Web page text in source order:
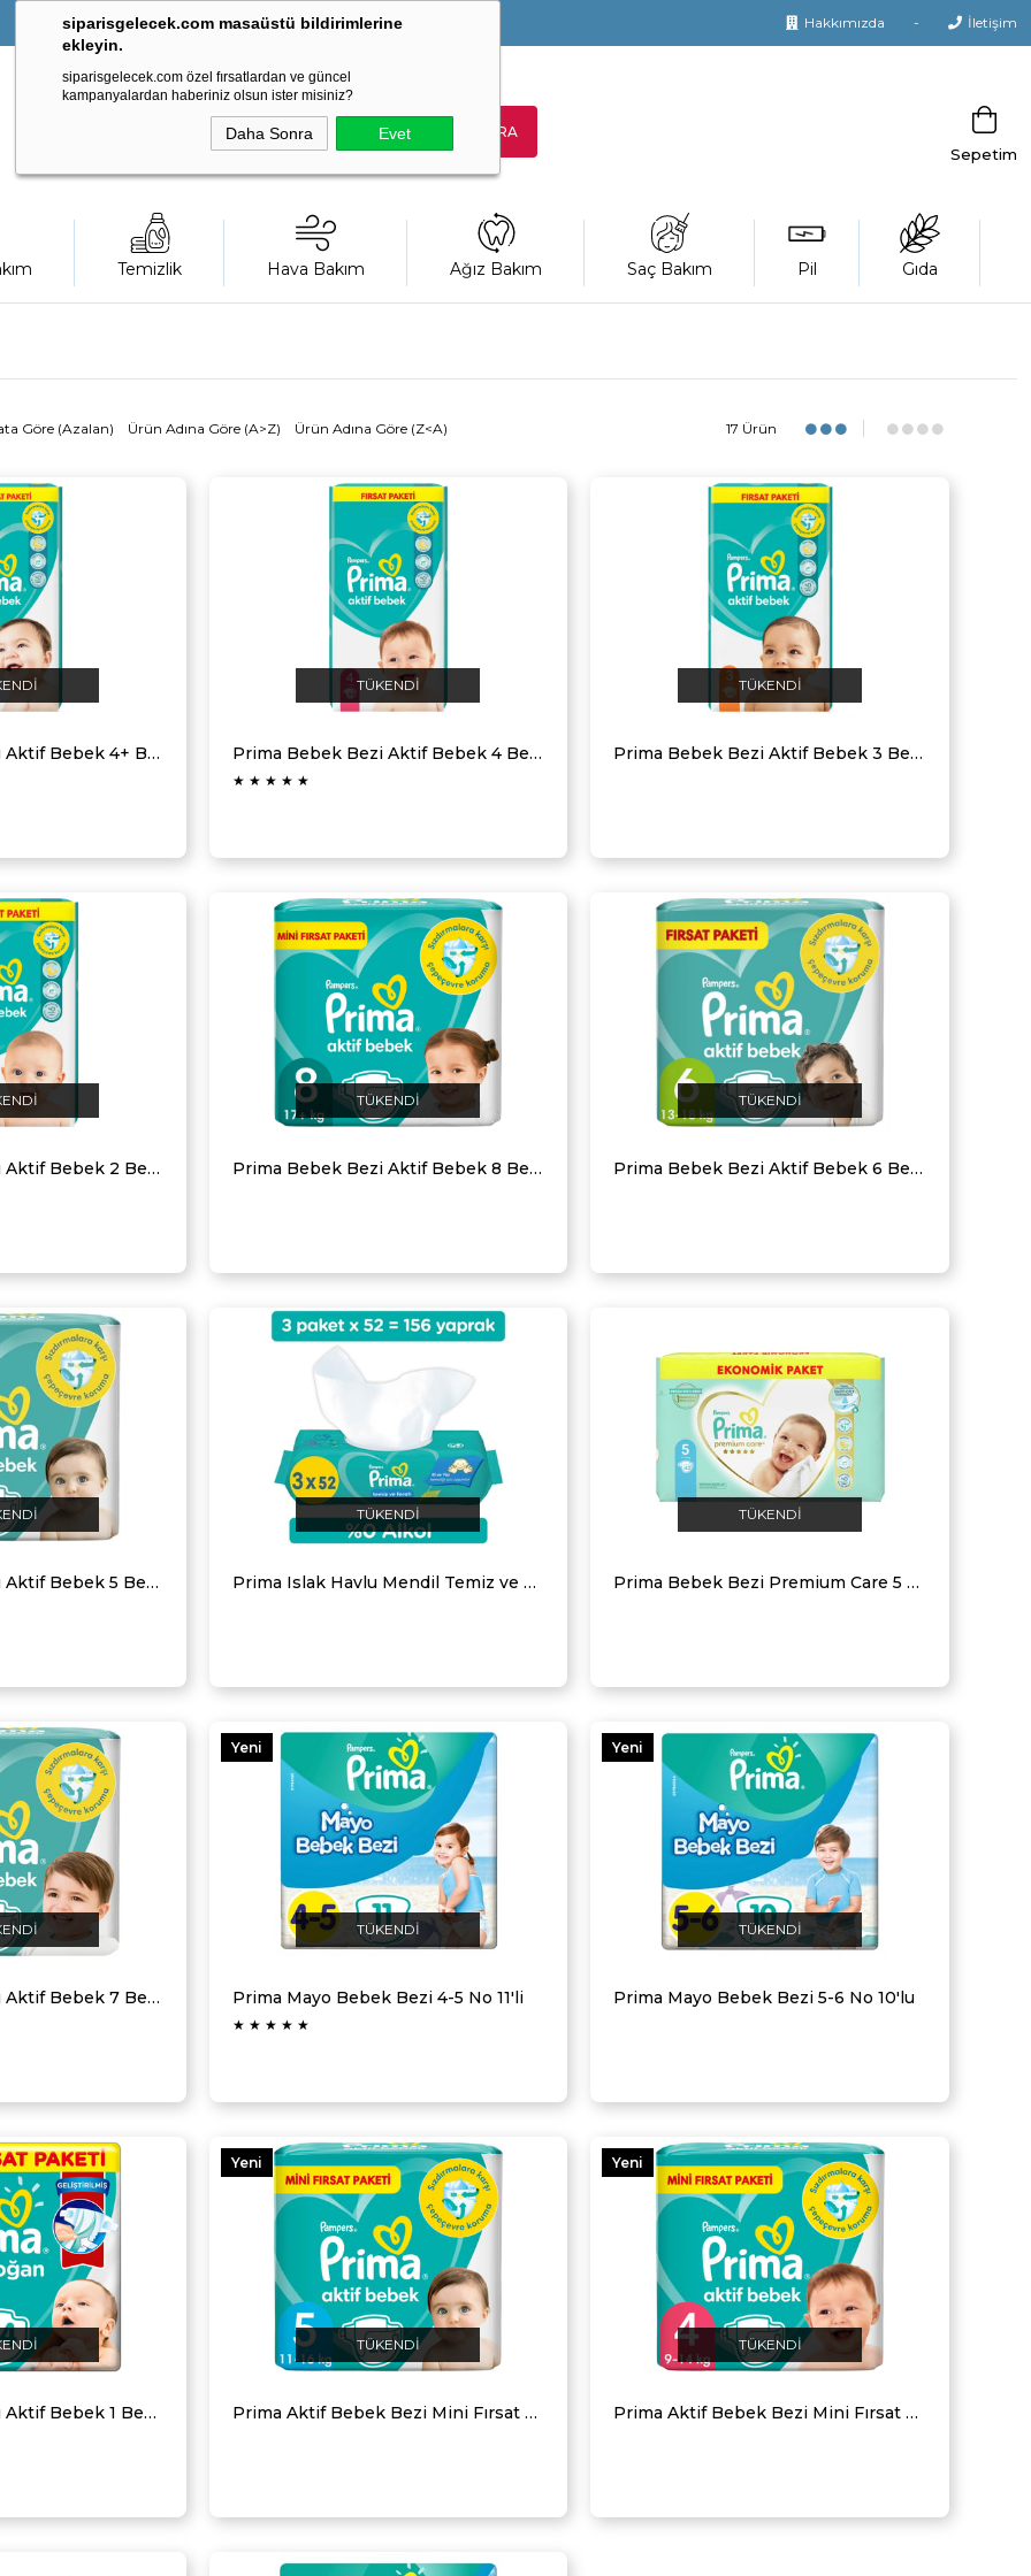
siparisgelecek.com masaüstü bildirimlerine
ekleyin.
siparisgelecek.com özel fırsatlardan ve güncel
kampanyalardan haberiniz olsun ister misiniz?
Daha Sonra Evet
Hakkımızda İletişim
Sepetim
Temizlik Hava Bakım Ağız Bakım Saç Bakım Pil Gıda
Göre (Azalan) Ürün Adına Göre (A>Z) Ürün Adına Göre (Z<A) 17 Ürün
Prima Bebek Bezi Aktif Bebek 4+ Beden 50 Adet Fırsat Paketi
TÜKENDI
Prima Bebek Bezi Aktif Bebek 4 Beden 54 Adet Fırsat Paketi
★ ★ ★ ★ ★
TÜKENDI
Prima Bebek Bezi Aktif Bebek 3 Beden 62 Adet Fırsat Paketi
Prima Bebek Bezi Aktif Bebek 2 Beden 72 Adet Fırsat Paketi
TÜKENDI
Prima Bebek Bezi Aktif Bebek 8 Beden 31 Adet Fırsat Paketi
TÜKENDI
Prima Bebek Bezi Aktif Bebek 6 Beden 40 Adet Ekstra Large Fırsat Paketi
Prima Bebek Bezi Aktif Bebek 5 Beden 46 Adet Junior Fırsat Paketi
TÜKENDI
Prima Islak Havlu Mendil Temiz ve Ferah 3'lü 156 Yaprak Fırsat Paketi
TÜKENDI
Prima Bebek Bezi Premium Care 5 Beden 42 Adet Junior Jumbo Paket
Prima Bebek Bezi Aktif Bebek 7 Beden 34 Adet XX Large Fırsat Paketi
TÜKENDI
Prima Mayo Bebek Bezi 4-5 No 11'li
★ ★ ★ ★ ★
Yeni
TÜKENDI
Prima Mayo Bebek Bezi 5-6 No 10'lu
Yeni
Prima Bebek Bezi Aktif Bebek 1 Beden Yenidoğan 44 Adet Standart Paket
TÜKENDI
Prima Aktif Bebek Bezi Mini Fırsat Paketi 5 Beden 25 Adet
Yeni
TÜKENDI
Prima Aktif Bebek Bezi Mini Fırsat Paketi 4 Beden 30 Adet
Yeni